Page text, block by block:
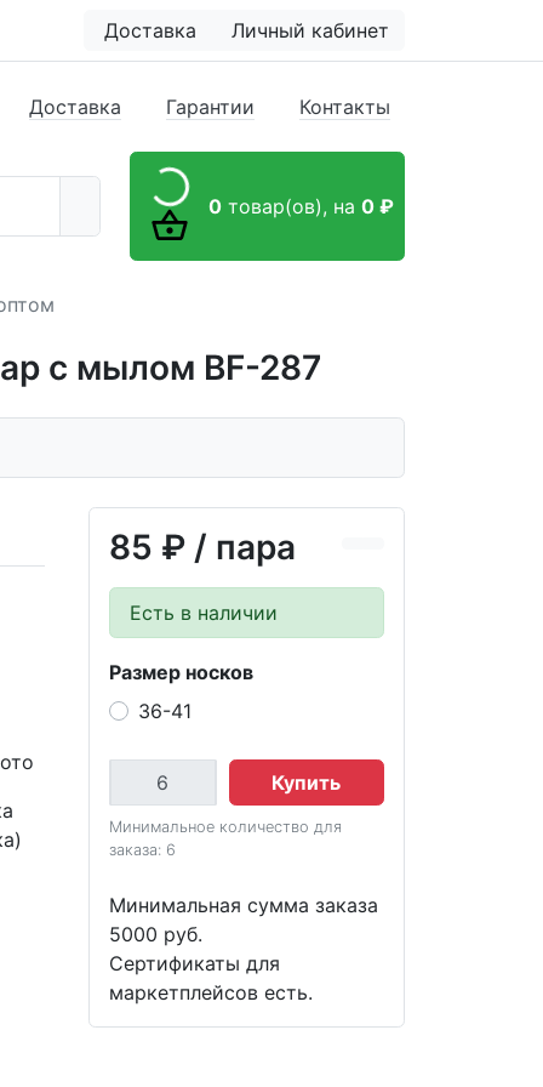
Доставка Личный кабинет
Доставка Гарантии Контакты
0 товар(ов), на 0 ₽
с мылом BF-287
85 ₽ / пара
Есть в наличии
Размер носков
36-41
Купить
Минимальное количество для
заказа: 6
Минимальная сумма заказа
5000 руб.
Сертификаты для
маркетплейсов есть.